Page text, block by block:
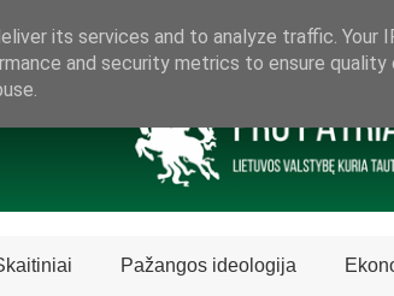
Pažangos ideologija
its services and to analyze traffic. Your
and security metrics to ensure